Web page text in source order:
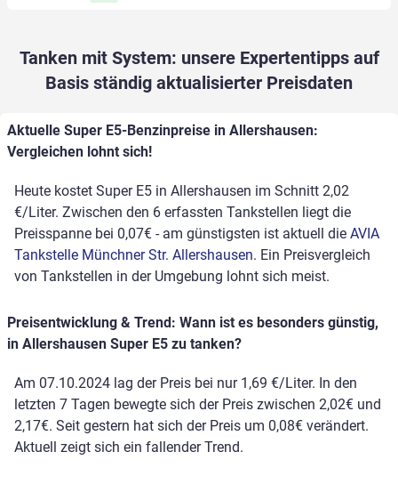
Tanken mit System: unsere Expertentipps auf
Basis ständig aktualisierter Preisdaten
Aktuelle Super E5-Benzinpreise in Allershausen:
Vergleichen lohnt sich!
Heute kostet Super E5 in Allershausen im Schnitt 2,02
€/Liter. Zwischen den 6 erfassten Tankstellen liegt die
Preisspanne bei 0,07€ - am günstigsten ist aktuell die AVIA
Tankstelle Münchner Str. Allershausen. Ein Preisvergleich
von Tankstellen in der Umgebung lohnt sich meist.
Preisentwicklung & Trend: Wann ist es besonders günstig,
in Allershausen Super E5 zu tanken?
Am 07.10.2024 lag der Preis bei nur 1,69 €/Liter. In den
letzten 7 Tagen bewegte sich der Preis zwischen 2,02€ und
2,17€. Seit gestern hat sich der Preis um 0,08€ verändert.
Aktuell zeigt sich ein fallender Trend.